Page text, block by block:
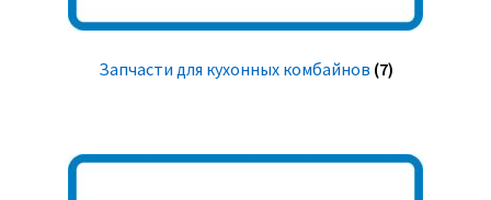
Запчасти для кухонных комбайнов (7)